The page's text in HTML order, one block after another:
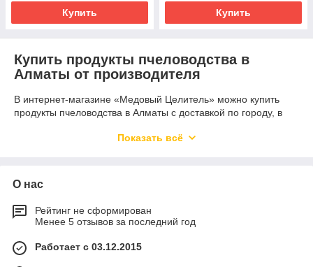
Купить Купить
Купить продукты пчеловодства в
Алматы от производителя
В интернет-магазине «Медовый Целитель» можно купить
продукты пчеловодства в Алматы с доставкой по городу, в
предлагаем натуральные пчелопродукты для тех, кто любит
маточное молочко, прополис, соты, воск, забрус, пыльца,
рациона, подарков, ухода, сезонного запаса и осознанного
выбора натуральных продуктов на основе пчеловодства.
здоровья и ежедневного рациона
Показать всё
О нас
Рейтинг не сформирован
Менее 5 отзывов за последний год
Работает с 03.12.2015